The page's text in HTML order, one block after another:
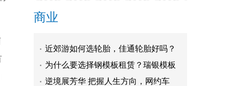
商业
近郊游如何选轮胎，佳通轮胎好吗？
为什么要选择钢模板租赁？瑞银模板
逆境展芳华 把握人生方向，网约车